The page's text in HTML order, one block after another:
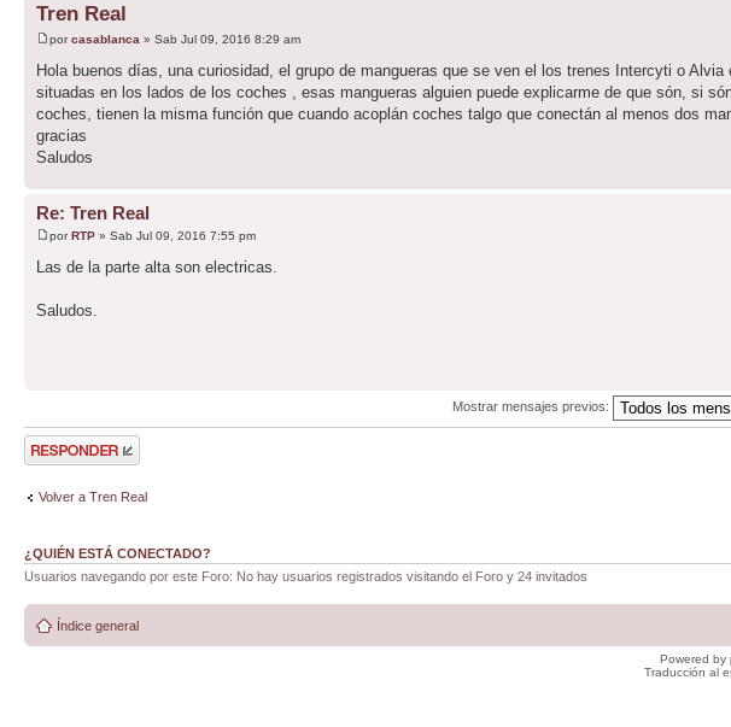
Tren Real
porcasablanca » Sab Jul 09, 2016 8:29 am
Hola buenos días, una curiosidad, el grupo de mangueras que se ven el los trenes Intercyti o
situadas en los lados de los coches , esas mangueras alguien puede explicarme de que són, si
coches, tienen la misma función que cuando acoplán coches talgo que conectán al menos dos
gracias
Saludos
Re: Tren Real
porRTP » Sab Jul 09, 2016 7:55 pm
Las de la parte alta son electricas.
Saludos.
Mostrar mensajes previos:
Publicar una
respuesta
Volver a Tren Real
¿QUIÉN ESTÁ CONECTADO?
Usuarios navegando por este Foro: No hay usuarios registrados visitando el Foro y 24 invitados
Índice general
Powered by
Traducción al